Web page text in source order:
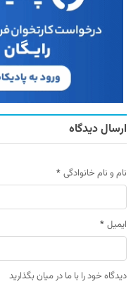
ارسال دیدگاه
نام و نام خانوادگی *
ایمیل *
دیدگاه خود را با ما در میان بگذارید